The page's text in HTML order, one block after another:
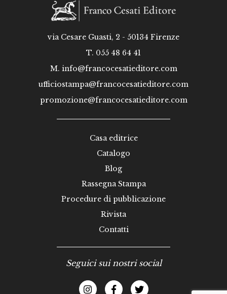
via Cesare Guasti, 2 - 50134 Firenze
T. 055 48 64 41
M. info@francocesatieditore.com
ufficiostampa@francocesatieditore.com
promozione@francocesatieditore.com
Casa editrice
Catalogo
Blog
Rassegna Stampa
Procedure di pubblicazione
Rivista
Contatti
Seguici sui nostri social